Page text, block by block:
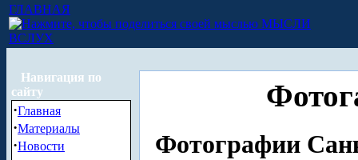
ГЛАВНАЯ
МЫСЛИ
ВСЛУХ
Навигация по
сайту
·Главная
·Материалы
·Новости Фотографии